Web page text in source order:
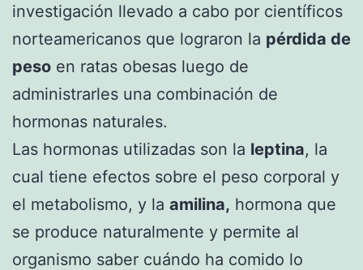
investigación llevado a cabo por científicos
norteamericanos que lograron la pérdida de
peso en ratas obesas luego de
administrarles una combinación de
hormonas naturales.
Las hormonas utilizadas son la leptina, la
cual tiene efectos sobre el peso corporal y
el metabolismo, y la amilina, hormona que
se produce naturalmente y permite al
organismo saber cuándo ha comido lo